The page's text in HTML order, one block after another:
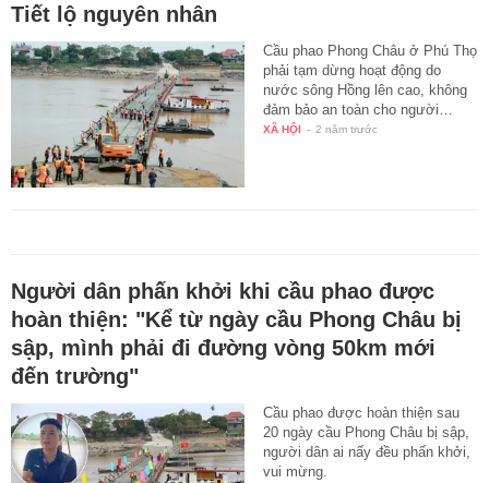
Tiết lộ nguyên nhân
Cầu phao Phong Châu ở Phú Thọ
phải tạm dừng hoạt động do
nước sông Hồng lên cao, không
đảm bảo an toàn cho người…
XÃ HỘI - 2 năm trước
Người dân phấn khởi khi cầu phao được
hoàn thiện: "Kể từ ngày cầu Phong Châu bị
sập, mình phải đi đường vòng 50km mới
đến trường"
Cầu phao được hoàn thiện sau
20 ngày cầu Phong Châu bị sập,
người dân ai nấy đều phấn khởi,
vui mừng.